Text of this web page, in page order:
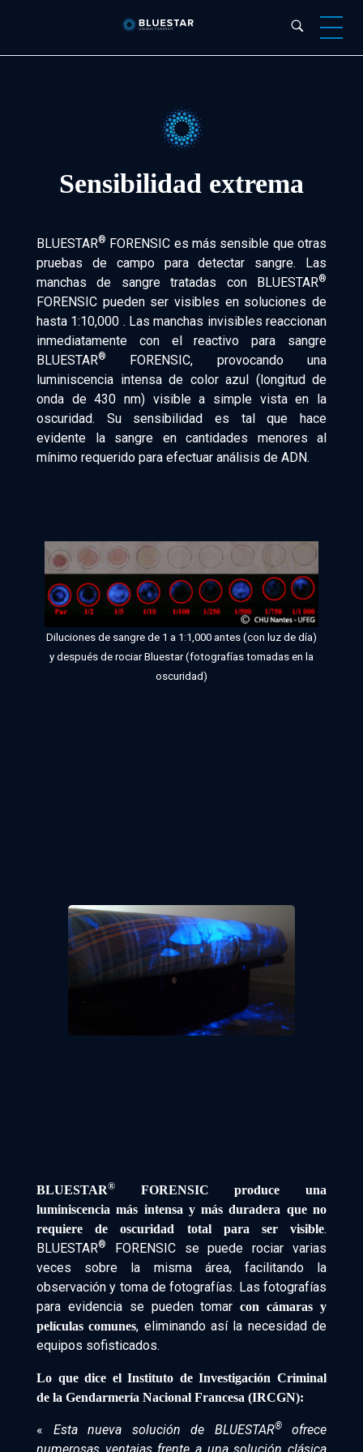
Sensibilidad extrema
BLUESTAR® FORENSIC es más sensible que otras
pruebas de campo para detectar sangre. Las
manchas de sangre tratadas con BLUESTAR®
FORENSIC pueden ser visibles en soluciones de
hasta 1:10,000 . Las manchas invisibles reaccionan
inmediatamente con el reactivo para sangre
BLUESTAR®
FORENSIC, provocando una
luminiscencia intensa de color azul (longitud de
onda de 430 nm) visible a simple vista en la
oscuridad. Su sensibilidad es tal que hace
evidente la sangre en cantidades menores al
mínimo requerido para efectuar análisis de ADN.
Diluciones de sangre de 1 a 1:1,000 antes (con luz de día)
y después de rociar Bluestar (fotografías tomadas en la
oscuridad)
BLUESTAR®
FORENSIC produce una
luminiscencia más intensa y más duradera que no
requiere de oscuridad total para ser visible.
BLUESTAR®
FORENSIC se puede rociar varias
veces sobre la misma área, facilitando la
observación y toma de fotografías. Las fotografías
para evidencia se pueden tomarcon cámaras y
películas comunes, eliminando así la necesidad de
equipos sofisticados.
Lo que dice el Instituto de Investigación Criminal
de la Gendarmería Nacional Francesa (IRCGN):
« Esta nueva solución de BLUESTAR®ofrece